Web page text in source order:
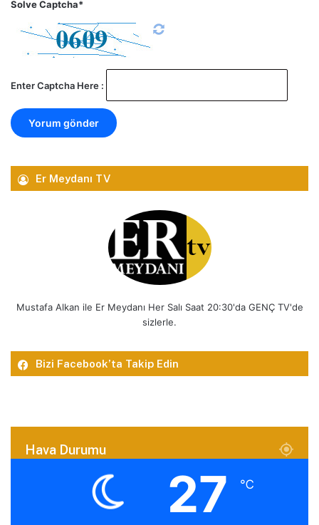
Solve Captcha*
Enter Captcha Here :
Er Meydanı TV
Mustafa Alkan ile Er Meydanı Her Salı Saat 20:30'da GENÇ TV'de
sizlerle.
Bizi Facebook’ta Takip Edin
Hava Durumu
27 ℃